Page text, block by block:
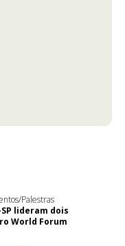
Palestras
lideram dois
World Forum